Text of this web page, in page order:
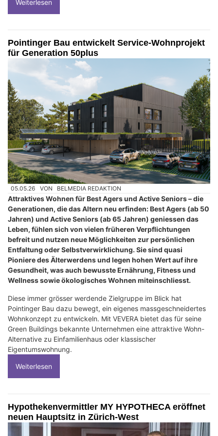
Weiterlesen
Pointinger Bau entwickelt Service-Wohnprojekt
für Generation 50plus
05.05.26 VON BELMEDIA REDAKTION
Attraktives Wohnen für Best Agers und Active Seniors – die
Generationen, die das Altern neu erfinden: Best Agers (ab 50
Jahren) und Active Seniors (ab 65 Jahren) geniessen das
Leben, fühlen sich von vielen früheren Verpflichtungen
befreit und nutzen neue Möglichkeiten zur persönlichen
Entfaltung oder Selbstverwirklichung. Sie sind quasi
Pioniere des Älterwerdens und legen hohen Wert auf ihre
Gesundheit, was auch bewusste Ernährung, Fitness und
Wellness sowie ökologisches Wohnen miteinschliesst.
Diese immer grösser werdende Zielgruppe im Blick hat
Pointinger Bau dazu bewegt, ein eigenes massgeschneidertes
Wohnkonzept zu entwickeln. Mit VEVERA bietet das für seine
Green Buildings bekannte Unternehmen eine attraktive Wohn-
Alternative zu Einfamilienhaus oder klassischer
Eigentumswohnung.
Weiterlesen
Hypothekenvermittler MY HYPOTHECA eröffnet
neuen Hauptsitz in Zürich-West